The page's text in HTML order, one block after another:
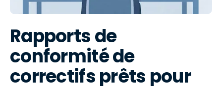
Rapports de
conformité de
correctifs prêts pour